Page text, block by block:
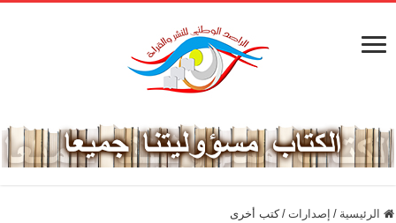
الرئيسية / إصدارات / كتب أخرى